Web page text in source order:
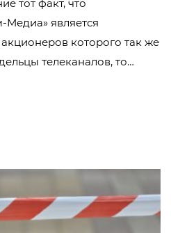
тот факт, что
Медиа» является
которого так же
телеканалов, то…